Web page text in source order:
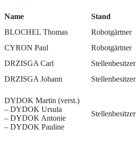
Name Stand
BLOCHEL Thomas
Robotgärtner
CYRON Paul
Robotgärtner
DRZISGA Carl
Stellenbesitzer
DRZISGA Johann
Stellenbesitzer
DYDOK Martin (verst.)
– DYDOK Ursula
– DYDOK Antonie
– DYDOK Pauline
Stellenbesitzer